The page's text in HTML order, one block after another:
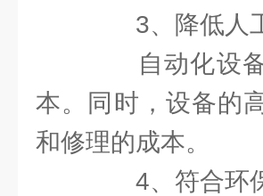
3、降低人
自动化设备
本。同时，设备的
和修理的成本。
4、符合环